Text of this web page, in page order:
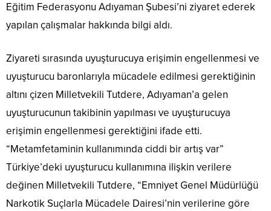
Eğitim Federasyonu Adıyaman Şubesi’ni ziyaret ederek
yapılan çalışmalar hakkında bilgi aldı.
Ziyareti sırasında uyuşturucuya erişimin engellenmesi ve
uyuşturucu baronlarıyla mücadele edilmesi gerektiğinin
altını çizen Milletvekili Tutdere, Adıyaman’a gelen
uyuşturucunun takibinin yapılması ve uyuşturucuya
erişimin engellenmesi gerektiğini ifade etti.
“Metamfetaminin kullanımında ciddi bir artış var”
Türkiye’deki uyuşturucu kullanımına ilişkin verilere
değinen Milletvekili Tutdere, “Emniyet Genel Müdürlüğü
Narkotik Suçlarla Mücadele Dairesi’nin verilerine göre